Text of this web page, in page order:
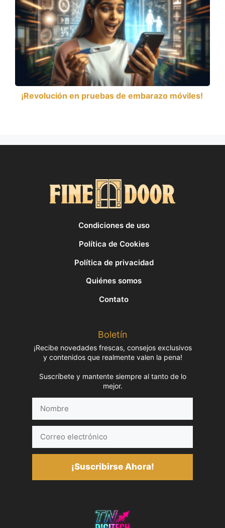
¡Revolución en pruebas de embarazo móviles!
Condiciones de uso
Política de Cookies
Política de privacidad
Quiénes somos
Contato
Boletín
¡Recibe novedades frescas, consejos exclusivos
y contenidos que realmente valen la pena!
Suscríbete y mantente siempre al tanto de lo
mejor.
electrónico
¡Suscribirse Ahora!